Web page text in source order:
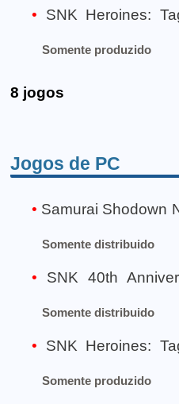
SNK Heroines:
Somente produzido
8 jogos
Jogos de PC
Samurai Shodown
Somente distribuido
SNK 40th
Somente distribuido
SNK Heroines:
Somente produzido